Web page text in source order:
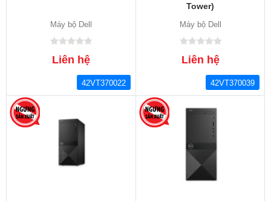
Máy bộ Dell
Liên hệ
42VT370022
Tower)
Máy bộ Dell
Liên hệ
42VT370039